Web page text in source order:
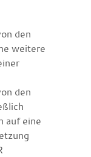
den
weitere
den
auf eine